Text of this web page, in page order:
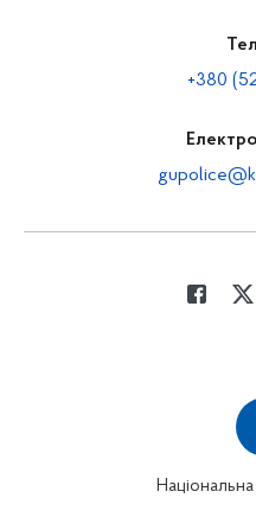
+380
Національна